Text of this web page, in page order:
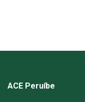
ACE Peruíbe